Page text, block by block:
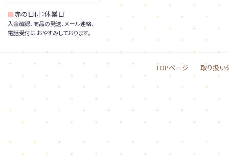
■赤の日付：休業日
入金確認、商品の発送、メール連絡、
電話受付は おやすみしております。
TOPページ 取り扱い